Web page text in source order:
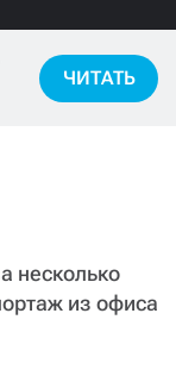
ЧИТАТЬ
несколько
из офиса
300
РФ